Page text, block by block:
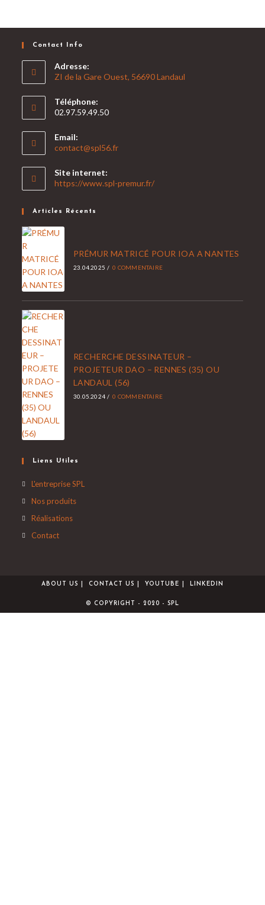
Contact Info
Adresse:
ZI de la Gare Ouest, 56690 Landaul
Téléphone:
02.97.59.49.50
Email:
contact@spl56.fr
Site internet:
https://www.spl-premur.fr/
Articles Récents
PRÉMUR MATRICÉ POUR IOA A NANTES
23.04.2025 / 0 COMMENTAIRE
RECHERCHE DESSINATEUR –
PROJETEUR DAO – RENNES (35) OU
LANDAUL (56)
30.05.2024 / 0 COMMENTAIRE
Liens Utiles
L'entreprise SPL
Nos produits
Réalisations
Contact
ABOUT US CONTACT US YOUTUBE LINKEDIN
© COPYRIGHT - 2020 - SPL